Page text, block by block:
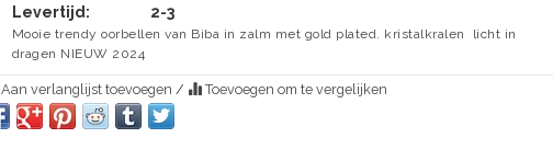
Levertijd:
2-3
Mooie trendy oorbellen van Biba in zalm met gold plated. kristalkralen licht in
dragen NIEUW 2024
Aan verlanglijst toevoegen / Toevoegen om te vergelijken